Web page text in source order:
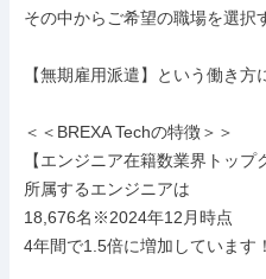
その中からご希望の職場を選択
【無期雇用派遣】という働き方
＜＜BREXA Techの特徴＞＞
【エンジニア在籍数業界トップ
所属するエンジニアは
18,676名※2024年12月時点
4年間で1.5倍に増加しています！